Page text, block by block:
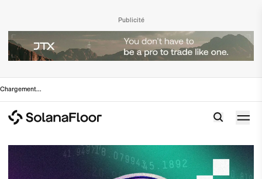
Publicité
Chargement...